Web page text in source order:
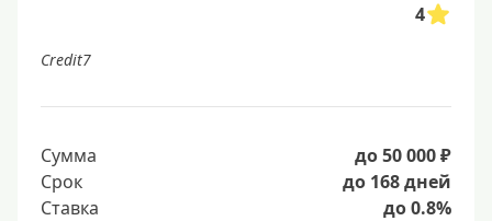
4
Credit7
Сумма
до 50 000 ₽
Срок
до 168 дней
Ставка
до 0.8%